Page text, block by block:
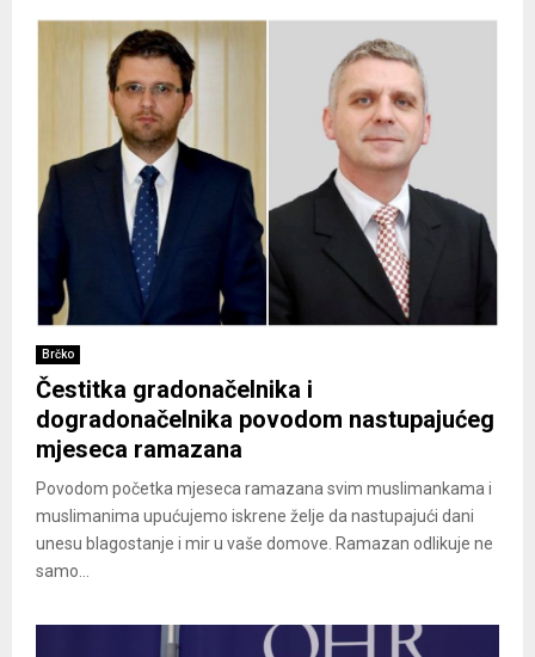
Brčko
Čestitka gradonačelnika i
dogradonačelnika povodom nastupajućeg
mjeseca ramazana
Povodom početka mjeseca ramazana svim muslimankama i
muslimanima upućujemo iskrene želje da nastupajući dani
unesu blagostanje i mir u vaše domove. Ramazan odlikuje ne
samo...